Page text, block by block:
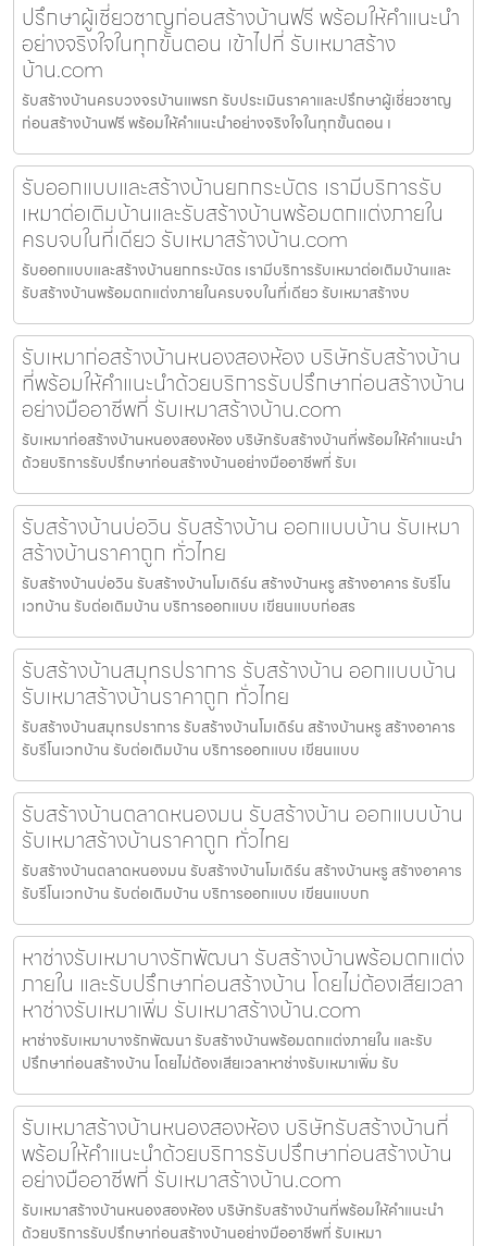
ปรึกษาผู้เชี่ยวชาญก่อนสร้างบ้านฟรี พร้อมให้คำแนะนำ
อย่างจริงใจในทุกขั้นตอน เข้าไปที่ รับเหมาสร้าง
บ้าน.com
รับสร้างบ้านครบวงจรบ้านแพรก รับประเมินราคาและปรึกษาผู้เชี่ยวชาญ
ก่อนสร้างบ้านฟรี พร้อมให้คำแนะนำอย่างจริงใจในทุกขั้นตอน เ
รับออกแบบและสร้างบ้านยกกระบัตร เรามีบริการรับ
เหมาต่อเติมบ้านและรับสร้างบ้านพร้อมตกแต่งภายใน
ครบจบในที่เดียว รับเหมาสร้างบ้าน.com
รับออกแบบและสร้างบ้านยกกระบัตร เรามีบริการรับเหมาต่อเติมบ้านและ
รับสร้างบ้านพร้อมตกแต่งภายในครบจบในที่เดียว รับเหมาสร้างบ
รับเหมาก่อสร้างบ้านหนองสองห้อง บริษัทรับสร้างบ้าน
ที่พร้อมให้คำแนะนำด้วยบริการรับปรึกษาก่อนสร้างบ้าน
อย่างมืออาชีพที่ รับเหมาสร้างบ้าน.com
รับเหมาก่อสร้างบ้านหนองสองห้อง บริษัทรับสร้างบ้านที่พร้อมให้คำแนะนำ
ด้วยบริการรับปรึกษาก่อนสร้างบ้านอย่างมืออาชีพที่ รับเ
รับสร้างบ้านบ่อวิน รับสร้างบ้าน ออกแบบบ้าน รับเหมา
สร้างบ้านราคาถูก ทั่วไทย
รับสร้างบ้านบ่อวิน รับสร้างบ้านโมเดิร์น สร้างบ้านหรู สร้างอาคาร รับรีโน
เวทบ้าน รับต่อเติมบ้าน บริการออกแบบ เขียนแบบก่อสร
รับสร้างบ้านสมุทรปราการ รับสร้างบ้าน ออกแบบบ้าน
รับเหมาสร้างบ้านราคาถูก ทั่วไทย
รับสร้างบ้านสมุทรปราการ รับสร้างบ้านโมเดิร์น สร้างบ้านหรู สร้างอาคาร
รับรีโนเวทบ้าน รับต่อเติมบ้าน บริการออกแบบ เขียนแบบ
รับสร้างบ้านตลาดหนองมน รับสร้างบ้าน ออกแบบบ้าน
รับเหมาสร้างบ้านราคาถูก ทั่วไทย
รับสร้างบ้านตลาดหนองมน รับสร้างบ้านโมเดิร์น สร้างบ้านหรู สร้างอาคาร
รับรีโนเวทบ้าน รับต่อเติมบ้าน บริการออกแบบ เขียนแบบก
หาช่างรับเหมาบางรักพัฒนา รับสร้างบ้านพร้อมตกแต่ง
ภายใน และรับปรึกษาก่อนสร้างบ้าน โดยไม่ต้องเสียเวลา
หาช่างรับเหมาเพิ่ม รับเหมาสร้างบ้าน.com
หาช่างรับเหมาบางรักพัฒนา รับสร้างบ้านพร้อมตกแต่งภายใน และรับ
ปรึกษาก่อนสร้างบ้าน โดยไม่ต้องเสียเวลาหาช่างรับเหมาเพิ่ม รับ
รับเหมาสร้างบ้านหนองสองห้อง บริษัทรับสร้างบ้านที่
พร้อมให้คำแนะนำด้วยบริการรับปรึกษาก่อนสร้างบ้าน
อย่างมืออาชีพที่ รับเหมาสร้างบ้าน.com
รับเหมาสร้างบ้านหนองสองห้อง บริษัทรับสร้างบ้านที่พร้อมให้คำแนะนำ
ด้วยบริการรับปรึกษาก่อนสร้างบ้านอย่างมืออาชีพที่ รับเหมา